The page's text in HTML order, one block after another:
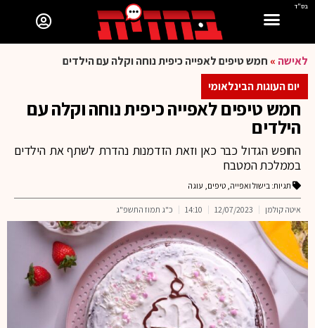
בס"ד
לאישה » חמש טיפים לאפייה כיפית נוחה וקלה עם הילדים
יום העוגות הבינלאומי
חמש טיפים לאפייה כיפית נוחה וקלה עם
הילדים
החופש הגדול כבר כאן וזאת הזדמנות נהדרת לשתף את הילדים
בממלכת המטבח
תגיות: בישול ואפייה, טיפים, עוגה
איטה קולמן 12/07/2023
14:10 כ"ג תמוז התשפ"ג